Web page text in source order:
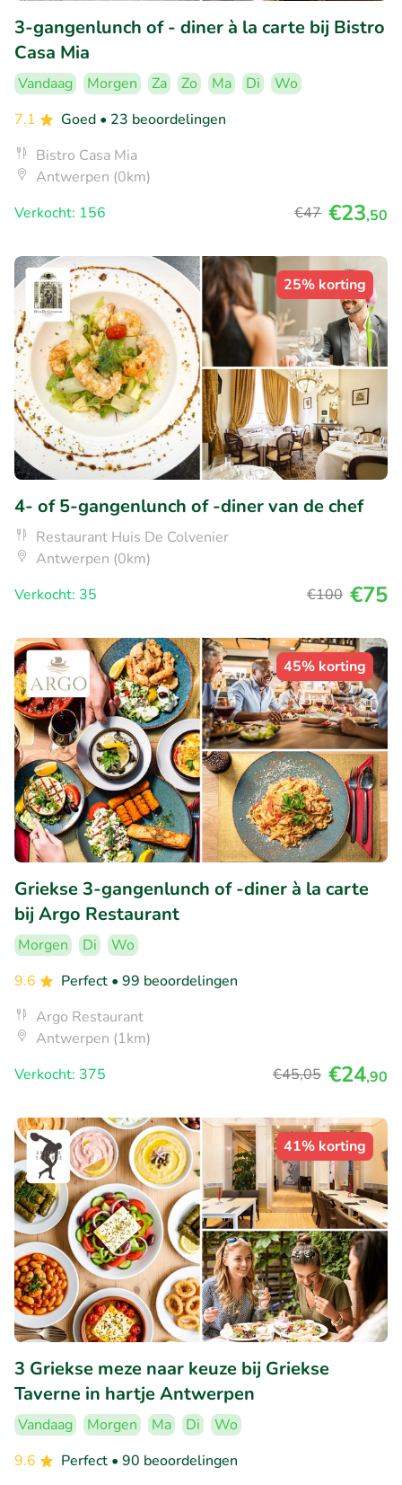
3-gangenlunch of - diner à la carte bij Bistro
Casa Mia
Vandaag Morgen Za Zo Ma Di
Wo
7.1
Goed • 23 beoordelingen
Bistro Casa Mia
Antwerpen (0km)
Verkocht: 156
€47 €23,50
25% korting
4- of 5-gangenlunch of -diner van de chef
Restaurant Huis De Colvenier
Antwerpen (0km)
Verkocht: 35
€100 €75
45% korting
Griekse 3-gangenlunch of -diner à la carte
bij Argo Restaurant
Morgen Di
Wo
9.6
Perfect • 99 beoordelingen
Argo Restaurant
Antwerpen (1km)
Verkocht: 375
€45,05 €24,90
41% korting
3 Griekse meze naar keuze bij Griekse
Taverne in hartje Antwerpen
Vandaag Morgen Ma Di
Wo
9.6
Perfect • 90 beoordelingen